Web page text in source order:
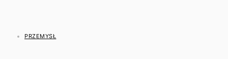
PRZEMYSŁ